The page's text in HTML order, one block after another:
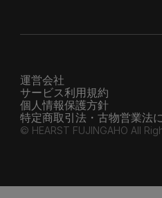
運営会社
サービス利用規約
個人情報保護方針
特定商取引法・古物営業法
© HEARST FUJINGAHO All